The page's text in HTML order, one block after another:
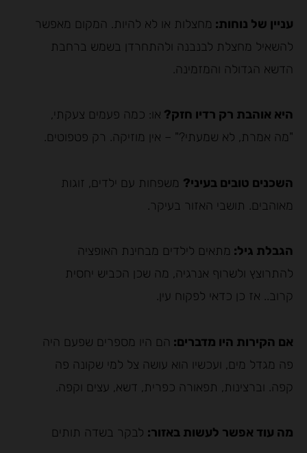
עניין של נוחות: מחצלות או לא להיות. המקום מאפשר
להשאיל מחצלת לבנבנה ולהתחרדן בשמש ברחבת
הדשא הגדולה והמזמינה.
היא אוהבת רק רדיו חזק? או: כמה פעמים צעקתי,
"מה אמרת, לא שמעתי?" – אין מוזיקה. רק פטפוטים.
השכנים טובים בעיני? משפחות עם ילדים, זוגות
מאוהבים. תושבי האזור בעיקר.
הגבלת גיל: מתאים לילדים מבחינת האופציה
להתרוצץ ולשרוף אנרגיה, מה שכן הכביש יחסית
קרוב.. אז כן כדאי לפקוח עין.
אם הקירות היו מדברים: הם היו מספרים שפעם היה
פה מגדל מים, ועכשיו הוא עושה צל למי שקונה פה
קפה. וברצינות, תפאורה כפרית, דשא, עצים וקפה.
מה עוד אפשר לעשות באזור: לבקר בשדה תותים